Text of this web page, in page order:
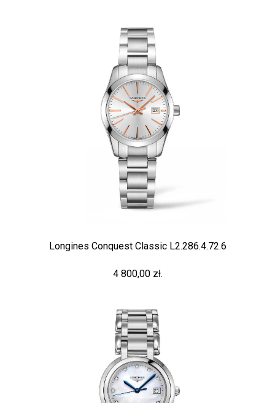
Longines Conquest Classic L2.286.4.72.6
4 800,00 zł.